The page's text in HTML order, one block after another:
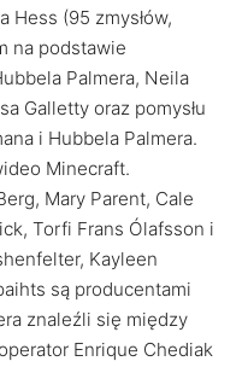
Hess (95 zmysłów,
na podstawie
Palmera, Neila
Galletty oraz pomysłu
i Hubbela Palmera.
Minecraft.
Mary Parent, Cale
Torfi Frans Ólafsson i
Kayleen
są producentami
znaleźli się między
Enrique Chediak